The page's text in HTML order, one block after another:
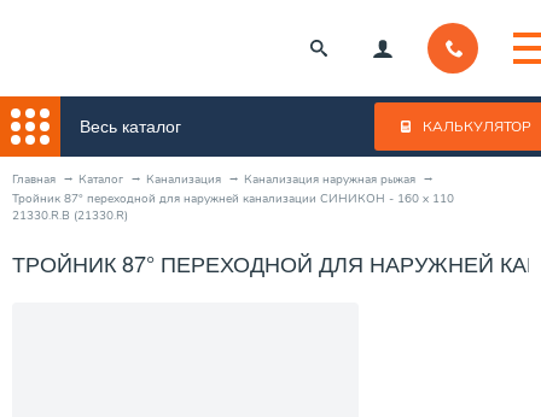
Весь каталог КАЛЬКУЛЯТОР
Главная Каталог Канализация
Канализация наружная рыжая
Тройник 87° переходной для наружней канализации СИНИКОН - 160 x 110
21330.R.B (21330.R)
ТРОЙНИК 87° ПЕРЕХОДНОЙ ДЛЯ НАРУЖНЕЙ